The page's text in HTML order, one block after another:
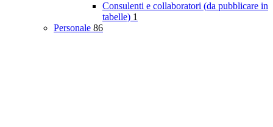
Consulenti e collaboratori (da pubblicare in
tabelle) 1
Personale 86